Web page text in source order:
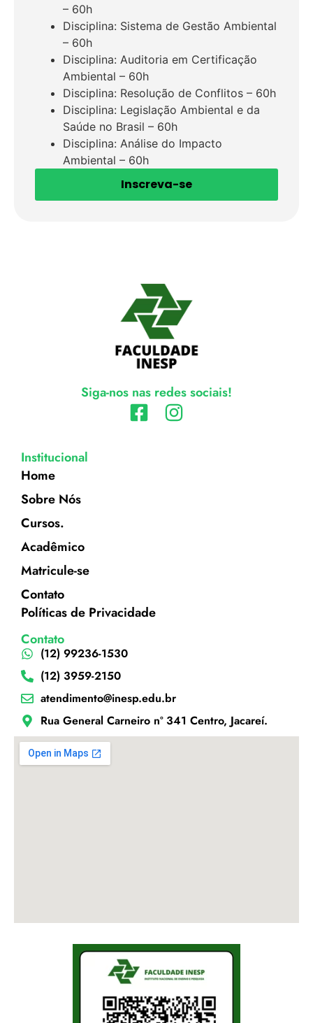
– 60h
Disciplina: Sistema de Gestão Ambiental
– 60h
Disciplina: Auditoria em Certificação
Ambiental – 60h
Disciplina: Resolução de Conflitos – 60h
Disciplina: Legislação Ambiental e da
Saúde no Brasil – 60h
Disciplina: Análise do Impacto
Ambiental – 60h
Inscreva-se
Siga-nos nas redes sociais!
Institucional
Home
Sobre Nós
Cursos.
Acadêmico
Matricule-se
Contato
Políticas de Privacidade
Contato
(12) 99236-1530
(12) 3959-2150
atendimento@inesp.edu.br
Rua General Carneiro nº 341 Centro, Jacareí.